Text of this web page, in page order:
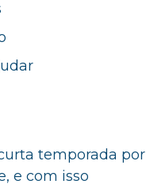
temporada por
e com isso